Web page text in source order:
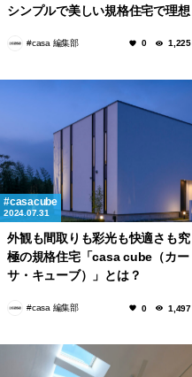
シンプルで美しい規格住宅で理想
#casa 編集部 0 1,225
casacube
2024.07.31
外観も間取りも彩光も快適さも究
極の規格住宅「casa cube（カー
サ・キューブ）」とは？
#casa 編集部 0 1,497